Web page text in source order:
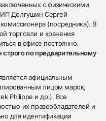
с физическими
Долгушин Сергей
(посредника). В
торговли и хранения
в офисе постоянно.
по предварительному
официальным
лицом марок,
Philippe и др.). Все
их правообладателей и
для идентификации